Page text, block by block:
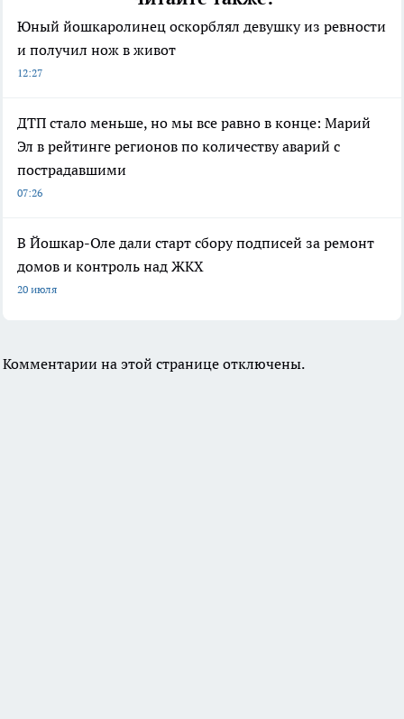
Юный йошкаролинец оскорблял девушку из ревности
и получил нож в живот
12:27
ДТП стало меньше, но мы все равно в конце: Марий
Эл в рейтинге регионов по количеству аварий с
пострадавшими
07:26
В Йошкар-Оле дали старт сбору подписей за ремонт
домов и контроль над ЖКХ
20 июля
Комментарии на этой странице отключены.